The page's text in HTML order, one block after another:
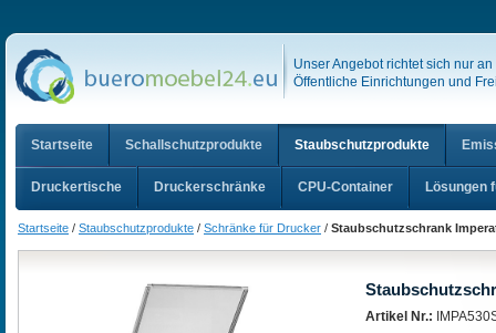
Unser Angebot richtet sich nur
Öffentliche Einrichtungen und
Startseite Schallschutzprodukte Staubschutzprodukte
Druckertische Druckerschränke CPU-Container Lösungen
Startseite / Staubschutzprodukte / Schränke für Drucker / Staubschutzschrank
Artikel Nr.: